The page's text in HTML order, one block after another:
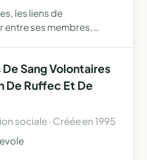
les liens de
ses membres,
Sang Volontaires
De Ruffec Et De
sociale · Créée en 1995